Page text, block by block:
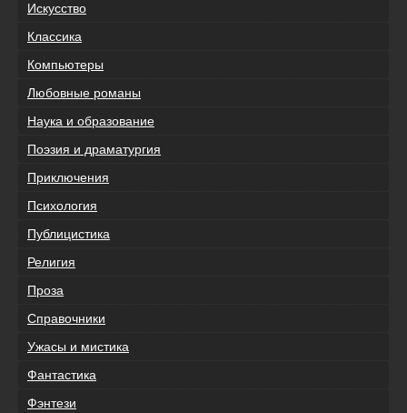
Искусство
Классика
Компьютеры
Любовные романы
Наука и образование
Поэзия и драматургия
Приключения
Психология
Публицистика
Религия
Проза
Справочники
Ужасы и мистика
Фантастика
Фэнтези